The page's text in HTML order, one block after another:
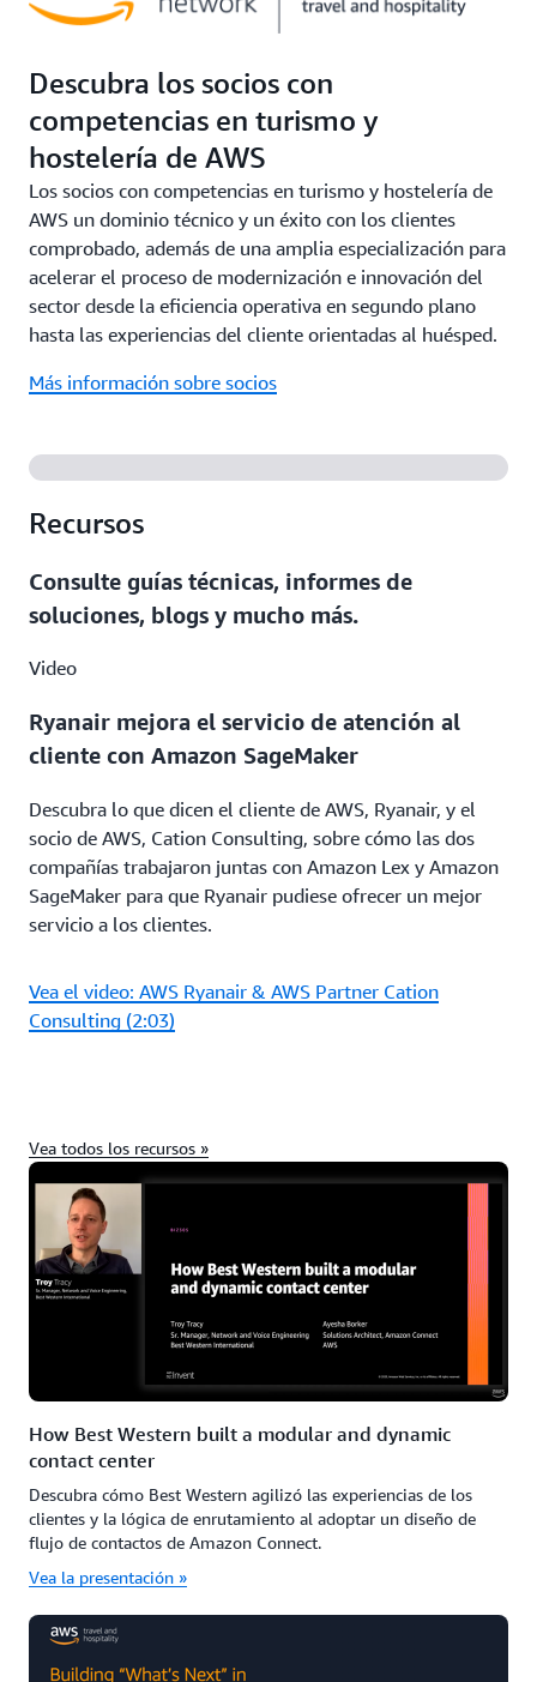
Descubra los socios con
competencias en turismo y
hostelería de AWS
Los socios con competencias en turismo y hostelería de
AWS un dominio técnico y un éxito con los clientes
comprobado, además de una amplia especialización para
acelerar el proceso de modernización e innovación del
sector desde la eficiencia operativa en segundo plano
hasta las experiencias del cliente orientadas al huésped.
Más información sobre socios
Recursos
Consulte guías técnicas, informes de
soluciones, blogs y mucho más.
Video
Ryanair mejora el servicio de atención al
cliente con Amazon SageMaker
Descubra lo que dicen el cliente de AWS, Ryanair, y el
socio de AWS, Cation Consulting, sobre cómo las dos
compañías trabajaron juntas con Amazon Lex y Amazon
SageMaker para que Ryanair pudiese ofrecer un mejor
servicio a los clientes.
Vea el video: AWS Ryanair & AWS Partner Cation
Consulting (2:03)
Vea todos los recursos »
How Best Western built a modular and dynamic
contact center
Descubra cómo Best Western agilizó las experiencias de los
clientes y la lógica de enrutamiento al adoptar un diseño de
flujo de contactos de Amazon Connect.
Vea la presentación »